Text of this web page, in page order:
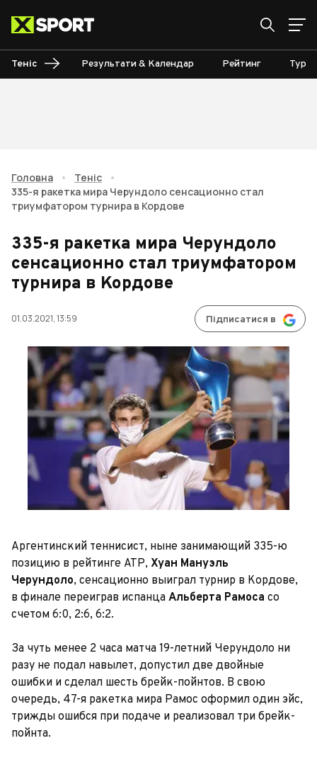
Теніс Результати & Календар Рейтинг
Головна • Теніс
•
335-я ракетка мира Черундоло сенсационно стал
триумфатором турнира в Кордове
335-я ракетка мира Черундоло
сенсационно стал триумфатором
турнира в Кордове
01.03.2021, 13:59 Підписатися в
Аргентинский теннисист, ныне занимающий 335-ю
позицию в рейтинге АТР, Хуан Мануэль
Черундоло, сенсационно выиграл турнир в Кордове,
в финале переиграв испанца Альберта Рамоса со
счетом 6:0, 2:6, 6:2.
За чуть менее 2 часа матча 19-летний Черундоло ни
разу не подал навылет, допустил две двойные
ошибки и сделал шесть брейк-пойнтов. В свою
очередь, 47-я ракетка мира Рамос оформил один эйс,
трижды ошибся при подаче и реализовал три брейк-
пойнта.